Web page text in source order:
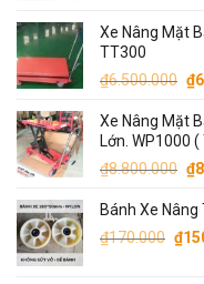
Xe Nâng Mặt
TT300
₫6.500.000
là:
₫
Xe Nâng Mặt
Lớn. WP1000
₫8.800.000
là:
₫
Bánh Xe
₫170.000 Giá
₫